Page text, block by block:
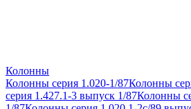
Колонны
Колонны серия 1.020-1/87Колонны
серия 1.427.1-3 выпуск 1/87Колонны